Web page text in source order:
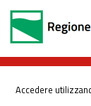
Accedere